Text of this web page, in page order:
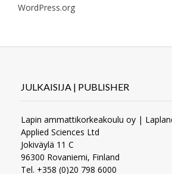
WordPress.org
JULKAISIJA | PUBLISHER
Lapin ammattikorkeakoulu oy |
Applied Sciences Ltd
Jokiväylä 11 C
96300 Rovaniemi, Finland
Tel. +358 (0)20 798 6000